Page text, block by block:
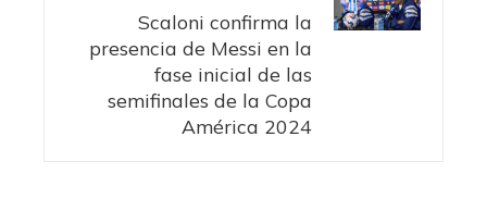
Scaloni confirma la
presencia de Messi en la
fase inicial de las
semifinales de la Copa
América 2024